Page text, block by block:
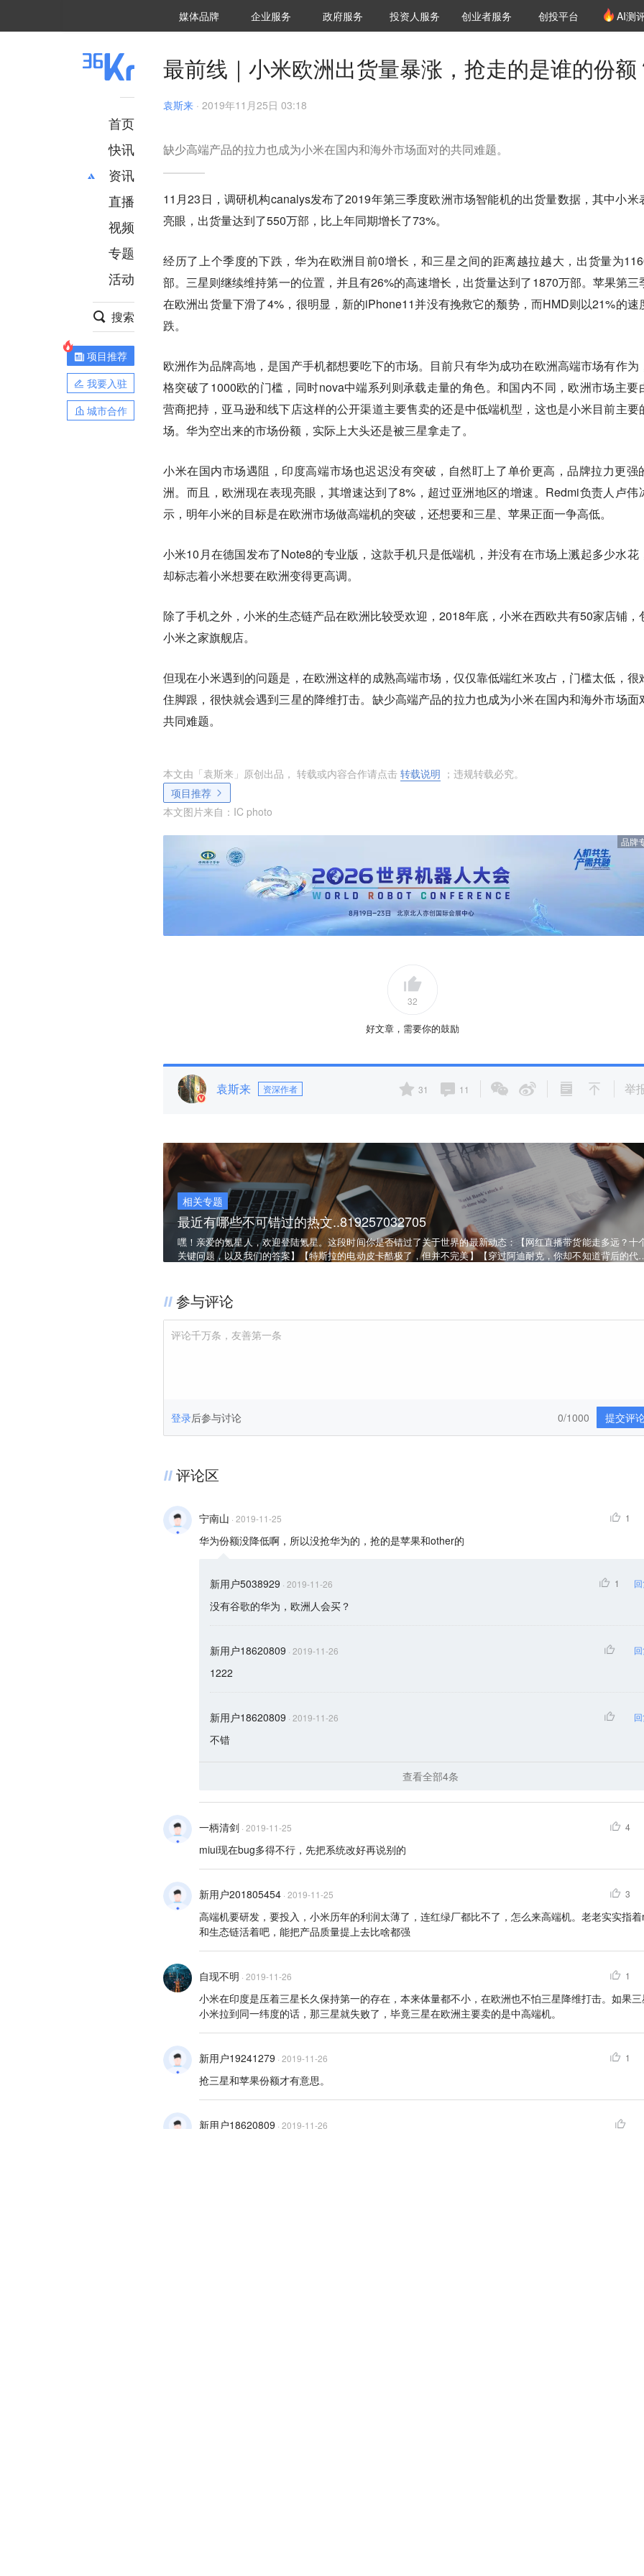
媒体品牌 36Kr研究院
企业服务 城市之窗
政府服务 VClub投资机构库
投资机构职位推介
投资人服务 创投氪堂
创业者服务 创投平台 AI测
首页
快讯
资讯
推荐
财经
项目推荐
安徽
直播
视频
专题
活动
搜索
项目推荐
我要入驻
城市合作
最前线｜小米欧洲出货量暴涨，抢走的是谁的份额
袁斯来 · 2019年11月25日 03:18
缺少高端产品的拉力也成为小米在国内和海外市场面对的共同难题。
11月23日，调研机构canalys发布了2019年第三季度欧洲市场智能机的出货量数据，其中小米
亮眼，出货量达到了550万部，比上年同期增长了73%。
经历了上个季度的下跌，华为在欧洲目前0增长，和三星之间的距离越拉越大，出货量为
部。三星则继续维持第一的位置，并且有26%的高速增长，出货量达到了1870万部。苹果第三
在欧洲出货量下滑了4%，很明显，新的iPhone11并没有挽救它的颓势，而HMD则以21%的速
跌。
欧洲作为品牌高地，是国产手机都想要吃下的市场。目前只有华为成功在欧洲高端市场有作为
格突破了1000欧的门槛，同时nova中端系列则承载走量的角色。和国内不同，欧洲市场主要
营商把持，亚马逊和线下店这样的公开渠道主要售卖的还是中低端机型，这也是小米目前主要
场。华为空出来的市场份额，实际上大头还是被三星拿走了。
小米在国内市场遇阻，印度高端市场也迟迟没有突破，自然盯上了单价更高，品牌拉力更强
洲。而且，欧洲现在表现亮眼，其增速达到了8%，超过亚洲地区的增速。Redmi负责人卢伟
示，明年小米的目标是在欧洲市场做高端机的突破，还想要和三星、苹果正面一争高低。
小米10月在德国发布了Note8的专业版，这款手机只是低端机，并没有在市场上溅起多少水花
却标志着小米想要在欧洲变得更高调。
除了手机之外，小米的生态链产品在欧洲比较受欢迎，2018年底，小米在西欧共有50家店铺，
小米之家旗舰店。
但现在小米遇到的问题是，在欧洲这样的成熟高端市场，仅仅靠低端红米攻占，门槛太低，很
住脚跟，很快就会遇到三星的降维打击。缺少高端产品的拉力也成为小米在国内和海外市场面
共同难题。
本文由「袁斯来 」原创出品， 转载或内容合作请点击 转载说明 ；违规转载必究。
项目推荐
本文图片来自： IC photo
品牌
32
好文章，需要你的鼓励
袁斯来 资深作者 31 11 举
相关专题
最近有哪些不可错过的热文..819257032705
嘿！亲爱的氪星人，欢迎登陆氪星。这段时间你是否错过了关于世界的最新动态：【网红直播带货能走多远？十
关键问题，以及我们的答案】【特斯拉的电动皮卡酷极了，但并不完美】【穿过阿迪耐克，你却不知道背后的代
参与评论
评论千万条，友善第一条
登录后参与讨论 提交评
0/1000
评论区
宁南山 · 2019-11-25 1
华为份额没降低啊，所以没抢华为的，抢的是苹果和other的
新用户5038929 · 2019-11-26 1
没有谷歌的华为，欧洲人会买？
新用户18620809 · 2019-11-26
1222
新用户18620809 · 2019-11-26
不错
查看全部4条
一柄清剑 · 2019-11-25 4
miui现在bug多得不行，先把系统改好再说别的
新用户201805454 · 2019-11-25 3
高端机要研发，要投入，小米历年的利润太薄了，连红绿厂都比不了，怎么来高端机。老老实实指
和生态链活着吧，能把产品质量提上去比啥都强
自现不明 · 2019-11-26 1
小米在印度是压着三星长久保持第一的存在，本来体量都不小，在欧洲也不怕三星降维打击。如果三
小米拉到同一纬度的话，那三星就失败了，毕竟三星在欧洲主要卖的是中高端机。
新用户19241279 · 2019-11-26 1
抢三星和苹果份额才有意思。
新用户18620809 · 2019-11-26